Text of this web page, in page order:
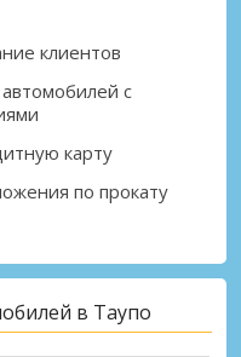
клиентов
с
карту
по прокату
в Таупо